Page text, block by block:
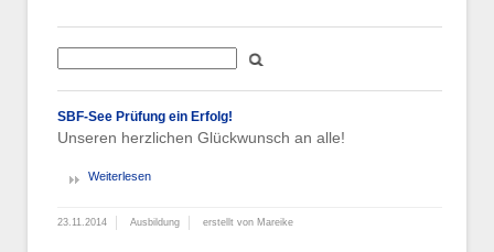
SBF-See Prüfung ein Erfolg!
Unseren herzlichen Glückwunsch an alle!
Weiterlesen
23.11.2014 Ausbildung erstellt von Mareike